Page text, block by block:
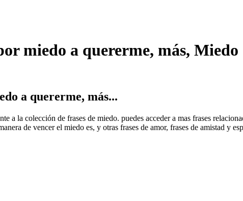
miedo a quererme, más, Miedo
a quererme, más...
a la colección de frases de miedo. puedes acceder a mas frases
de vencer el miedo es, y otras frases de amor, frases de amistad y